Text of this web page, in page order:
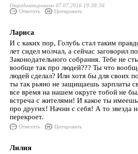
Отредактировано 07.07.2016 19:38:56
Ответить
Цитировать
Лариса
И с каких пор, Голубь стал таким
лет сидел молчал, а сейчас заговорил
Законодательного собрания. Тебе не
вообще так про людей??? Ты что
людей сделал? Или хотя бы для своих
ты так рьяно не защищаешь зарплаты
все время на нашем округе тобой не
встреча с жителями! И какое ты
про других! Начни с себя! А то звезда
перекроет.
Ответить Цитировать
Лилия